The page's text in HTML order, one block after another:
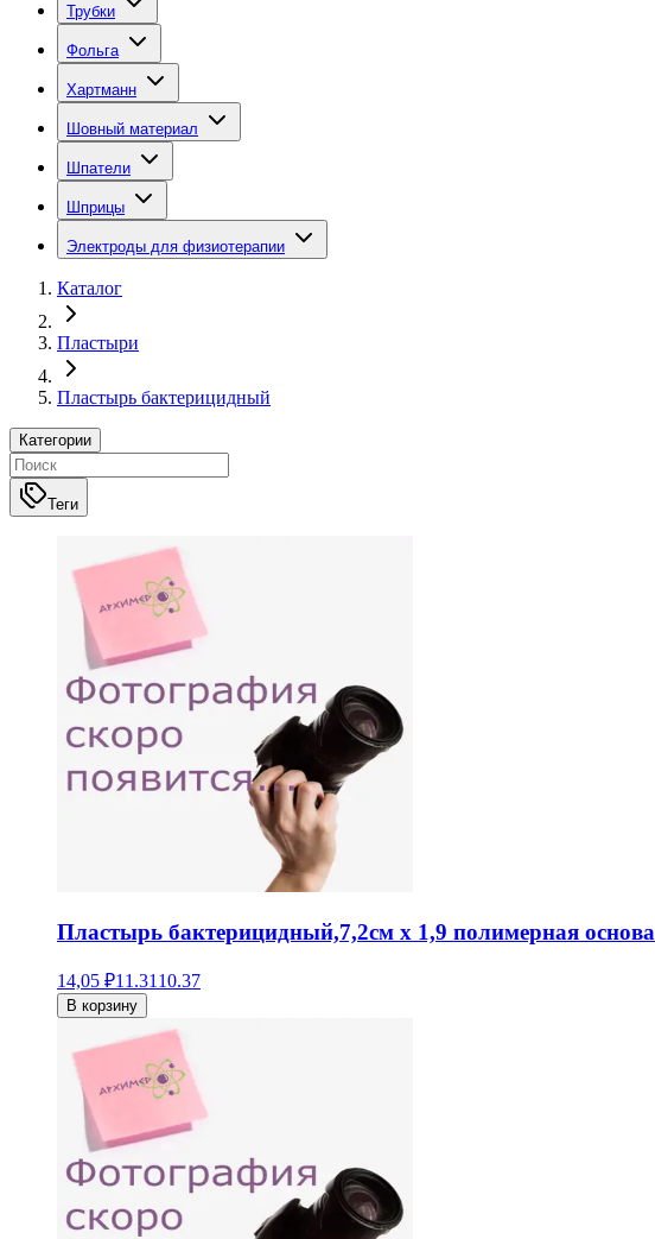
Трубки
Фольга
Хартманн
Шовный материал
Шпатели
Шприцы
Электроды для физиотерапии
Каталог
Пластыри
Пластырь бактерицидный
Категории
Теги
Пластырь бактерицидный,7,2см х 1,9 полимерная основа
14,05 ₽11.31 10.37
В корзину